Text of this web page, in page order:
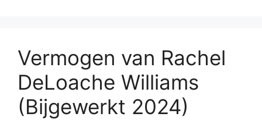
Vermogen van Rachel
DeLoache Williams
(Bijgewerkt 2024)